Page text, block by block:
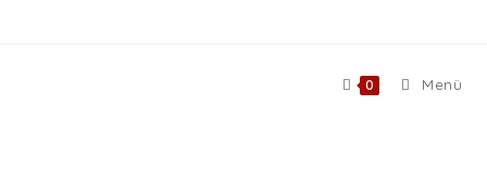
0 Menü